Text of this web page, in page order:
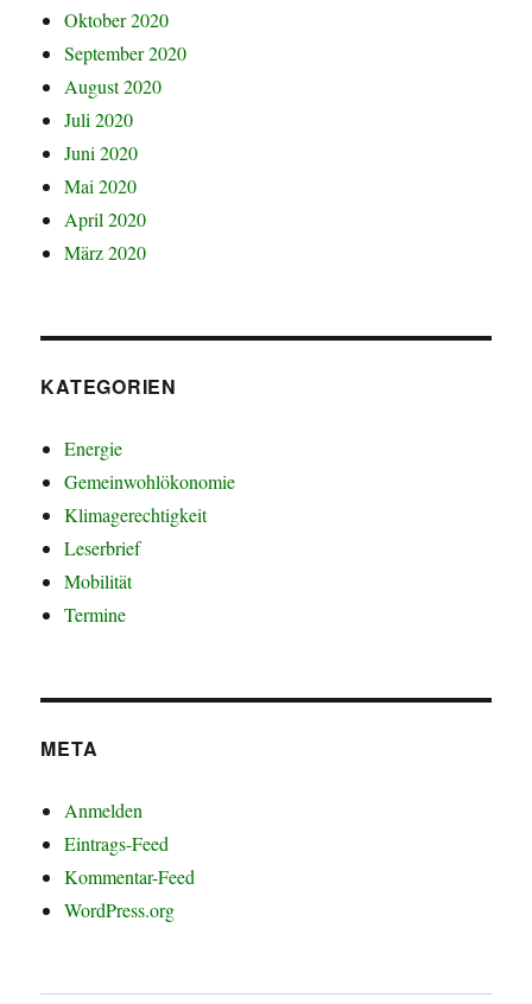
Oktober 2020
September 2020
August 2020
Juli 2020
Juni 2020
Mai 2020
April 2020
März 2020
KATEGORIEN
Energie
Gemeinwohlökonomie
Klimagerechtigkeit
Leserbrief
Mobilität
Termine
META
Anmelden
Eintrags-Feed
Kommentar-Feed
WordPress.org